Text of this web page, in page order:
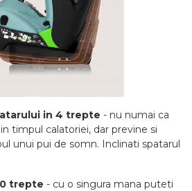
in 4 trepte - nu numai ca
timpul calatoriei, dar previne si
unui pui de somn. Inclinati spatarul
trepte - cu o singura mana puteti